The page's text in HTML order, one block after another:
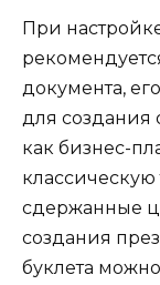
При
документа,
для создания
как бизнес-
сдержанные
создания
буклета